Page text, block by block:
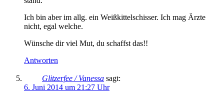
Ich bin aber im allg. ein Weißkittelschisser. Ich mag Ärzte
nicht, egal welche.
Wünsche dir viel Mut, du schaffst das!!
Antworten
Glitzerfee / Vanessa sagt:
6. Juni 2014 um 21:27 Uhr